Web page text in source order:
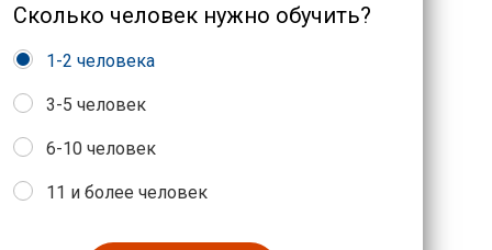
Сколько человек нужно обучить?
1-2 человека
3-5 человек
6-10 человек
11 и более человек